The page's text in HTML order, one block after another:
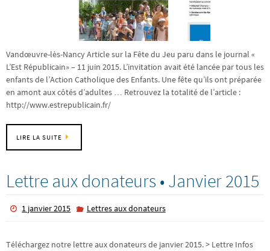
Vandœuvre-lès-Nancy Article sur la Fête du Jeu paru dans le journal «
L’Est Républicain» – 11 juin 2015. L’invitation avait été lancée par tous les
enfants de l’Action Catholique des Enfants. Une fête qu’ils ont préparée
en amont aux côtés d’adultes … Retrouvez la totalité de l’article :
http://www.estrepublicain.fr/
LIRE LA SUITE
Lettre aux donateurs • Janvier 2015
1 janvier 2015 Lettres aux donateurs
Téléchargez notre lettre aux donateurs de janvier 2015. > Lettre Infos